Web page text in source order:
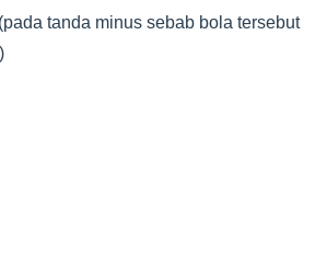
tanda minus sebab bola tersebut